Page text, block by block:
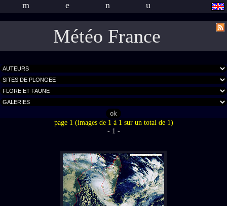
menu
Météo France
page 1 (images de 1 à 1 sur un total de 1)
- 1 -